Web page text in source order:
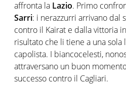
affronta la Lazio. Primo
Sarri: i nerazzurri arrivano dal
contro il Kairat e dalla vittoria
risultato che li tiene a una sola
capolista. I biancocelesti,
attraversano un buon
successo contro il Cagliari.